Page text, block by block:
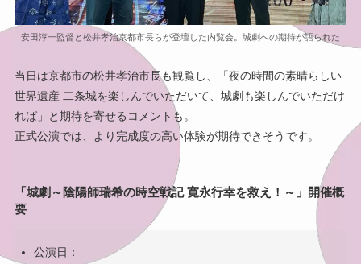
安田淳一監督と松井孝治京都市長らが登壇した内覧会。城劇への期待が語られた
当日は京都市の松井孝治市長も観覧し、「夜の時間の素晴らしい
世界遺産 二条城を楽しんでいただいて、城劇も楽しんでいただけ
れば」と期待を寄せるコメントも。
正式公演では、より完成度の高い体験が期待できそうです。
「城劇～陰陽師瑞希の時空戦記 寛永行幸を救え！～」開催概
要
公演日：